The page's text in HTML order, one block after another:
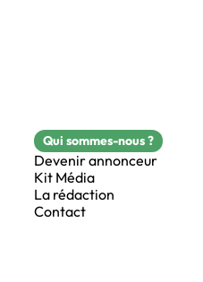
Qui sommes-nous ?
Devenir annonceur
Kit Média
La rédaction
Contact